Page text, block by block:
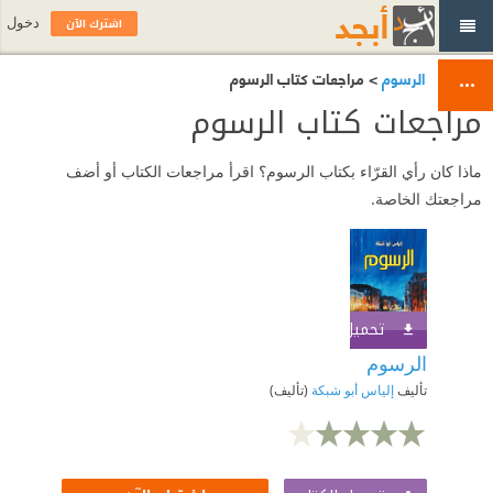
الرسوم> مراجعات كتاب الرسوم
مراجعات كتاب الرسوم
ماذا كان رأي القرّاء بكتاب الرسوم؟ اقرأ مراجعات الكتاب أو أضف
مراجعتك الخاصة.
تحميل الكتاب
الرسوم
تأليفإلياس أبو شبكة (تأليف)
اشترك الآن دخول